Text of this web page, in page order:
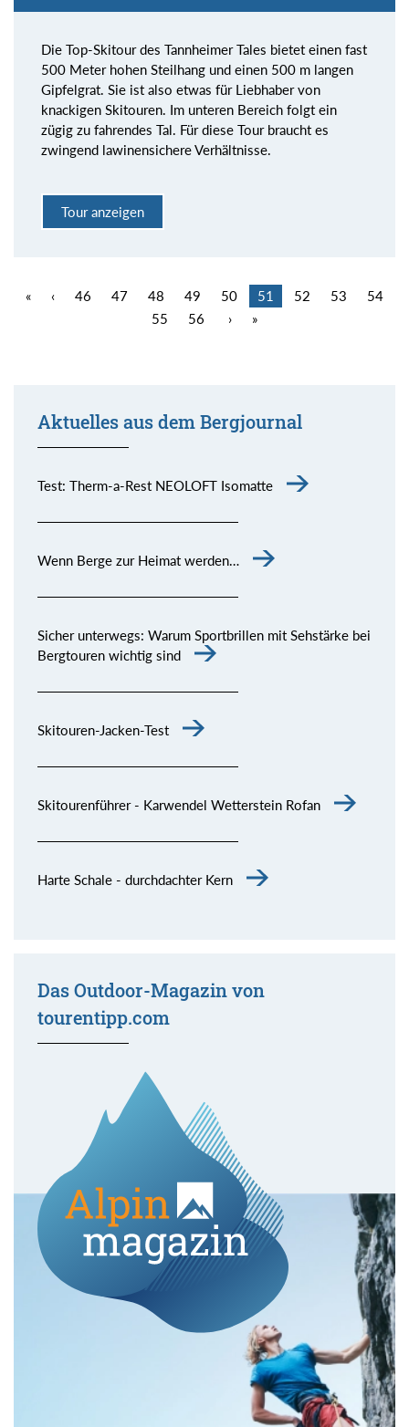
Die Top-Skitour des Tannheimer Tales bietet einen fast
500 Meter hohen Steilhang und einen 500 m langen
Gipfelgrat. Sie ist also etwas für Liebhaber von
knackigen Skitouren. Im unteren Bereich folgt ein
zügig zu fahrendes Tal. Für diese Tour braucht es
zwingend lawinensichere Verhältnisse.
Tour anzeigen
« ‹ 46 47 48 49 50 51 52 53
54
55
56 › »
Aktuelles aus dem Bergjournal
Test: Therm-a-Rest NEOLOFT Isomatte
Wenn Berge zur Heimat werden…
Sicher unterwegs: Warum Sportbrillen mit Sehstärke bei
Bergtouren wichtig sind
Skitouren-Jacken-Test
Skitourenführer - Karwendel Wetterstein Rofan
Harte Schale - durchdachter Kern
Das Outdoor-Magazin von
tourentipp.com